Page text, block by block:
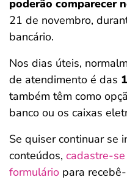
poderão comparecer
21 de novembro,
bancário.
Nos dias úteis,
de atendimento é das
também têm como
banco ou os caixas
Se quiser continuar se
conteúdos, cadastre-
formulário para